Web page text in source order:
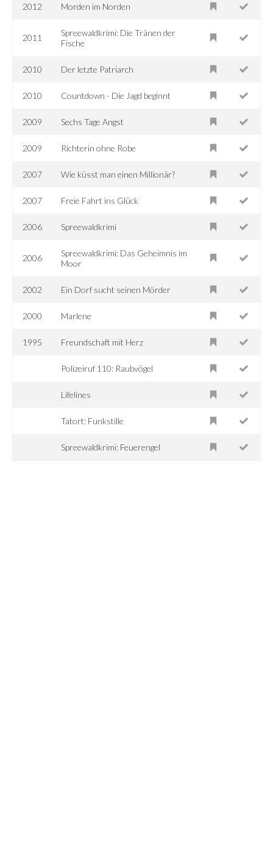
2012 Morden im Norden
2011
Spreewaldkrimi: Die Tränen der
Fische
2010 Der letzte Patriarch
2010 Countdown - Die Jagd beginnt
2009 Sechs Tage Angst
2009 Richterin ohne Robe
2007 Wie küsst man einen Millionär?
2007 Freie Fahrt ins Glück
2006 Spreewaldkrimi
2006
Spreewaldkrimi: Das Geheimnis im
Moor
2002 Ein Dorf sucht seinen Mörder
2000 Marlene
1995 Freundschaft mit Herz
Polizeiruf 110: Raubvögel
Lifelines
Tatort: Funkstille
Spreewaldkrimi: Feuerengel